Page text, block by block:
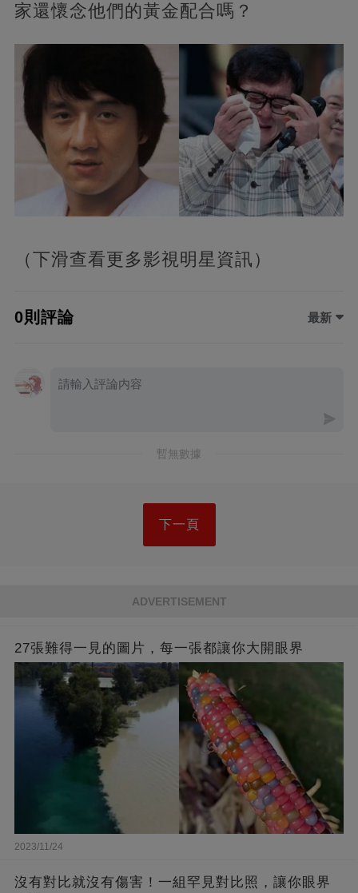
家還懷念他們的黃金配合嗎？
（下滑查看更多影視明星資訊）
0則評論 最新
暫無數據
下一頁
ADVERTISEMENT
27張難得一見的圖片，每一張都讓你大開眼界
2023/11/24
沒有對比就沒有傷害！一組罕見對比照，讓你眼界